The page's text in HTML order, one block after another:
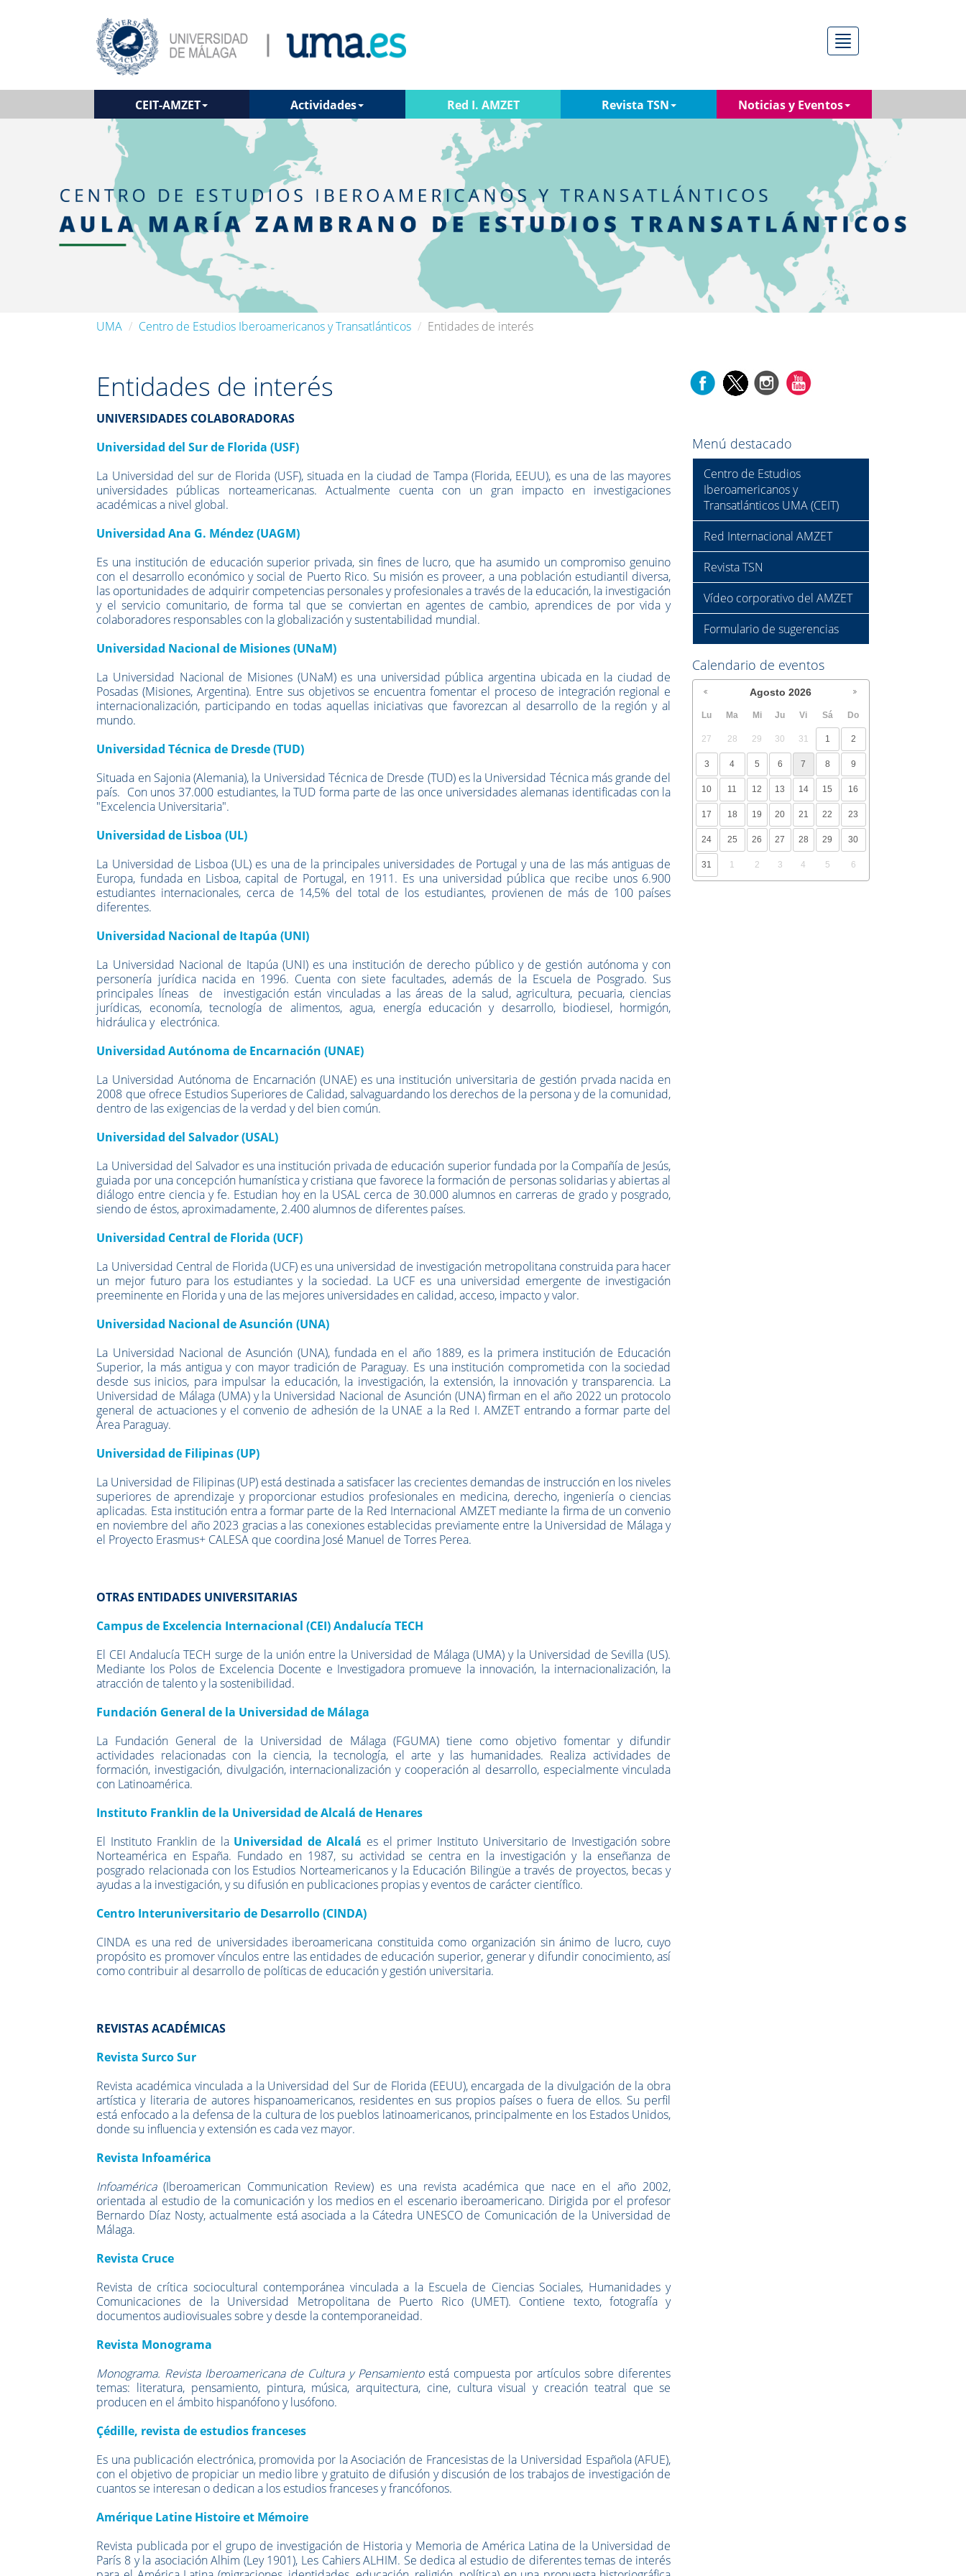
Menú
CEIT-AMZET Actividades Red I. AMZET Revista TSN Noticias y Eventos
UMA Centro de Estudios Iberoamericanos y Transatlánticos Entidades de interés
Entidades de interés
UNIVERSIDADES COLABORADORAS
Universidad del Sur de Florida (USF)
La Universidad del sur de Florida (USF), situada en la ciudad de Tampa (Florida, EEUU), es una de las mayores
universidades públicas norteamericanas. Actualmente cuenta con un gran impacto en investigaciones
académicas a nivel global.
Universidad Ana G. Méndez (UAGM)
Es una institución de educación superior privada, sin fines de lucro, que ha asumido un compromiso genuino
con el desarrollo económico y social de Puerto Rico. Su misión es proveer, a una población estudiantil diversa,
las oportunidades de adquirir competencias personales y profesionales a través de la educación, la investigación
y el servicio comunitario, de forma tal que se conviertan en agentes de cambio, aprendices de por vida y
colaboradores responsables con la globalización y sustentabilidad mundial.
Universidad Nacional de Misiones (UNaM)
La Universidad Nacional de Misiones (UNaM) es una universidad pública argentina ubicada en la ciudad de
Posadas (Misiones, Argentina). Entre sus objetivos se encuentra fomentar el proceso de integración regional e
internacionalización, participando en todas aquellas iniciativas que favorezcan al desarrollo de la región y al
mundo.
Universidad Técnica de Dresde (TUD)
Situada en Sajonia (Alemania), la Universidad Técnica de Dresde (TUD) es la Universidad Técnica más grande del
país. Con unos 37.000 estudiantes, la TUD forma parte de las once universidades alemanas identificadas con la
"Excelencia Universitaria".
Universidad de Lisboa (UL)
La Universidad de Lisboa (UL) es una de la principales universidades de Portugal y una de las más antiguas de
Europa,fundada en Lisboa, capital de Portugal, en 1911. Es una universidad pública que recibe unos 6.900
estudiantes internacionales, cerca de 14,5% del total de los estudiantes, provienen de más de 100 países
diferentes.
Universidad Nacional de Itapúa (UNI)
La Universidad Nacional de Itapúa (UNI) es una institución de derecho público y de gestión autónoma y con
personería jurídica nacida en 1996. Cuenta con siete facultades, además de la Escuela de Posgrado. Sus
principales líneas de investigación están vinculadas a las áreas de la salud, agricultura, pecuaria, ciencias
jurídicas, economía, tecnología de alimentos, agua, energía educación y desarrollo, biodiesel, hormigón,
hidráulica y electrónica.
Universidad Autónoma de Encarnación (UNAE)
La Universidad Autónoma de Encarnación (UNAE)es una institución universitaria de gestión prvada nacida en
2008 que ofrece Estudios Superiores de Calidad, salvaguardando los derechos de la persona y de la comunidad,
dentro de las exigencias de la verdad y del bien común.
Universidad del Salvador (USAL)
La Universidad del Salvador es una institución privada de educación superior fundada por la Compañía de Jesús,
guiada por una concepción humanística y cristiana que favorece la formación de personas solidarias y abiertas al
diálogo entre ciencia y fe. Estudian hoy en la USAL cerca de 30.000 alumnos en carreras de grado y posgrado,
siendo de éstos, aproximadamente, 2.400 alumnos de diferentes países.
Universidad Central de Florida (UCF)
La Universidad Central de Florida (UCF) es una universidad de investigación metropolitana construida para hacer
un mejor futuro para los estudiantes y la sociedad. La UCF es una universidad emergente de investigación
preeminente en Florida y una de las mejores universidades en calidad, acceso, impacto y valor.
Universidad Nacional de Asunción (UNA)
La Universidad Nacional de Asunción (UNA), fundada en el año 1889, es la primera institución de Educación
Superior, la más antigua y con mayor tradición de Paraguay. Es una institución comprometida con la sociedad
desde sus inicios, para impulsar la educación, la investigación, la extensión, la innovación y transparencia. La
Universidad de Málaga (UMA) y la Universidad Nacional de Asunción (UNA) firman en el año 2022 un protocolo
general de actuaciones y el convenio de adhesión de la UNAE a la Red I. AMZET entrando a formar parte del
Área Paraguay.
Universidad de Filipinas (UP)
La Universidad de Filipinas (UP) está destinada a satisfacer las crecientes demandas de instrucción en los niveles
superiores de aprendizaje y proporcionar estudios profesionales en medicina, derecho, ingeniería o ciencias
aplicadas. Esta institución entra a formar parte de la Red Internacional AMZET mediante la firma de un convenio
en noviembre del año 2023 gracias a las conexiones establecidas previamente entre la Universidad de Málaga y
el Proyecto Erasmus+ CALESA que coordina José Manuel de Torres Perea.
OTRAS ENTIDADES UNIVERSITARIAS
Campus de Excelencia Internacional (CEI) Andalucía TECH
El CEI Andalucía TECH surge de la unión entre la Universidad de Málaga (UMA) y la Universidad de Sevilla (US).
Mediante los Polos de Excelencia Docente e Investigadora promueve la innovación, la internacionalización, la
atracción de talento y la sostenibilidad.
Fundación General de la Universidad de Málaga
La Fundación General de la Universidad de Málaga (FGUMA)tiene como objetivo fomentar y difundir
actividades relacionadas con la ciencia, la tecnología, el arte y las humanidades. Realiza actividades de
formación, investigación, divulgación, internacionalización y cooperación al desarrollo, especialmente vinculada
con Latinoamérica.
Instituto Franklin de la Universidad de Alcalá de Henares
El Instituto Franklin de la Universidad de Alcalá es el primer Instituto Universitario de Investigación sobre
Norteamérica en España. Fundado en 1987, su actividad se centra en la investigación y la enseñanza de
posgrado relacionada con los Estudios Norteamericanos y la Educación Bilingüe a través de proyectos, becas y
ayudas a la investigación, y su difusión en publicaciones propias y eventos de carácter científico.
Centro Interuniversitario de Desarrollo (CINDA)
CINDA es una red de universidades iberoamericana constituida como organización sin ánimo de lucro, cuyo
propósito es promover vínculos entre las entidades de educación superior, generar y difundir conocimiento, así
como contribuir al desarrollo de políticas de educación y gestión universitaria.
REVISTAS ACADÉMICAS
Revista Surco Sur
Revista académica vinculada a la Universidad del Sur de Florida (EEUU), encargada de la divulgación de la obra
artística y literaria de autores hispanoamericanos, residentes en sus propios países o fuera de ellos. Su perfil
está enfocado a la defensa de la cultura de los pueblos latinoamericanos, principalmente en los Estados Unidos,
donde su influencia y extensión es cada vez mayor.
Revista Infoamérica
Infoamérica (Iberoamerican Communication Review) es una revista académica que nace en el año 2002,
orientada al estudio de la comunicación y los medios en el escenario iberoamericano. Dirigida por el profesor
Bernardo Díaz Nosty, actualmente está asociada a la Cátedra UNESCO de Comunicación de la Universidad de
Málaga.
Revista Cruce
Revista de crítica sociocultural contemporánea vinculada a la Escuela de Ciencias Sociales, Humanidades y
Comunicaciones de la Universidad Metropolitana de Puerto Rico (UMET). Contiene texto, fotografía y
documentos audiovisuales sobre y desde la contemporaneidad.
Revista Monograma
Monograma. Revista Iberoamericana de Cultura y Pensamientoestá compuesta por artículos sobre diferentes
temas: literatura, pensamiento, pintura, música, arquitectura, cine, cultura visual y creación teatral que se
producen en el ámbito hispanófono y lusófono.
Çédille, revista de estudios franceses
Es una publicación electrónica, promovida por la Asociación de Francesistas de la Universidad Española (AFUE),
con el objetivo de propiciar un medio libre y gratuito de difusión y discusión de los trabajos de investigación de
cuantos se interesan o dedican a los estudios franceses y francófonos.
Amérique Latine Histoire et Mémoire
Revista publicada por el grupo de investigación de Historia y Memoria de América Latina de la Universidad de
París 8 y la asociación Alhim (Ley 1901), Les Cahiers ALHIM. Se dedica al estudio de diferentes temas de interés
Menú destacado
Centro de Estudios
Iberoamericanos y
Transatlánticos UMA (CEIT)
Red Internacional AMZET
Revista TSN
Vídeo corporativo del AMZET
Formulario de sugerencias
Calendario de eventos
Agosto 2026
Lu Ma Mi Ju Vi Sá Do
27 28 29 30 31 1 2
3 4 5 6 7 8 9
10 11 12 13 14 15 16
17 18 19 20 21 22 23
24 25 26 27 28 29 30
31 1 2 3 4 5 6